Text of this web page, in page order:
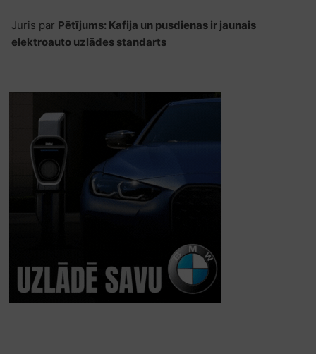
Juris par Pētījums: Kafija un pusdienas ir jaunais
elektroauto uzlādes standarts